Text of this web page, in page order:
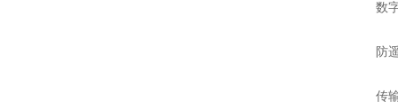
数字
防遥
传输